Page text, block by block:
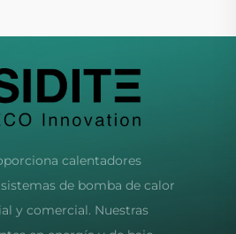
calentadores
de bomba de calor
y comercial. Nuestras